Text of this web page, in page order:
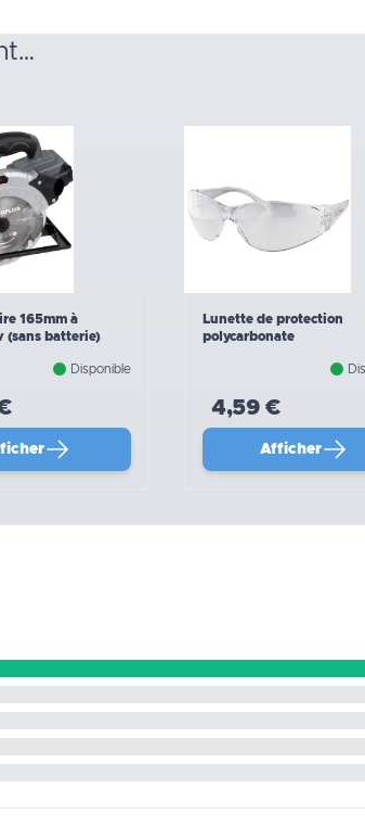
165mm à
(sans batterie)
Disponible
Lunette de protection
polycarbonate
4,59 €
Afficher